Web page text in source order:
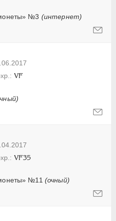
№3 (интернет)
VF
№11 (очный)
VF35